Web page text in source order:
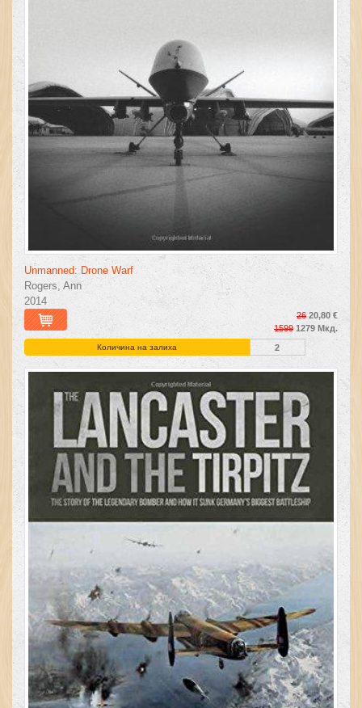
Unmanned: Drone Warf
Rogers, Ann
2014
26 20,80 €
1599 1279 Мкд.
Количина на залиха 2